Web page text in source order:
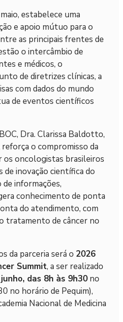
estabelece uma
e apoio mútuo para o
as principais frentes de
o intercâmbio de
e médicos, o
de diretrizes clínicas, a
com dados do mundo
de eventos científicos
Dra. Clarissa Baldotto,
reforça o compromisso da
os oncologistas brasileiros
de inovação científica do
de informações,
conhecimento de ponta
do atendimento, com
tratamento de câncer no
da parceria será o 2026
Summit, a ser realizado
das 8h às 9h30 no
no horário de Pequim),
Nacional de Medicina